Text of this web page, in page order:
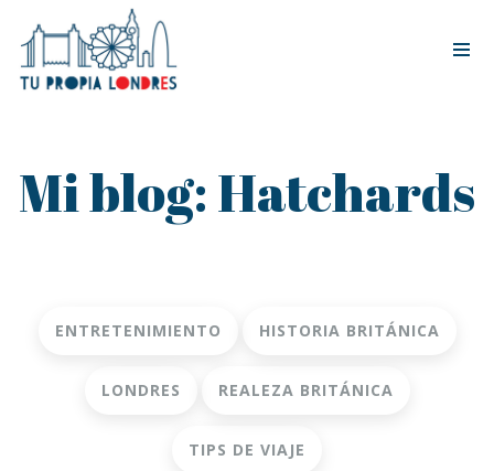
Mi blog: Hatchards
ENTRETENIMIENTO HISTORIA BRITÁNICA
LONDRES REALEZA BRITÁNICA
TIPS DE VIAJE